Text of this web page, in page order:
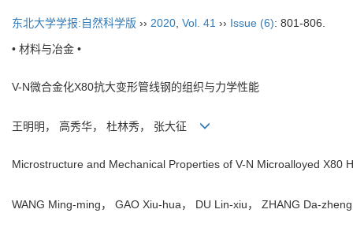
东北大学学报:自然科学版 ›› 2020 Vol. 41 ›› Issue (6): 801-806.
• 材料与冶金 •
V-N微合金化X80抗大变形管线钢的组织与力学性能
王明明， 高秀华， 杜林秀， 张大征
Microstructure and Mechanical Properties of V-N Microalloyed X80
WANG Ming-ming， GAO Xiu-hua， DU Lin-xiu， ZHANG Da-